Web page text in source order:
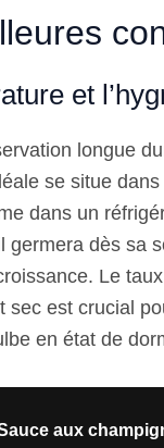
et
longue
se situe
dans un
germera dès sa
Le
sec est crucial
en état de
aux